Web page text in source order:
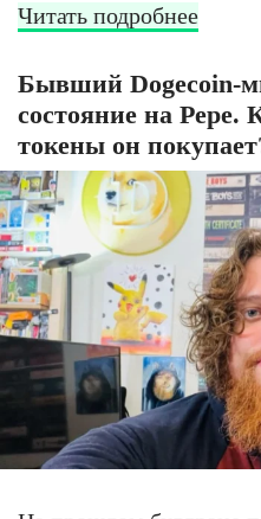
Читать подробнее
Бывший Dogecoin-
состояние на
токены он